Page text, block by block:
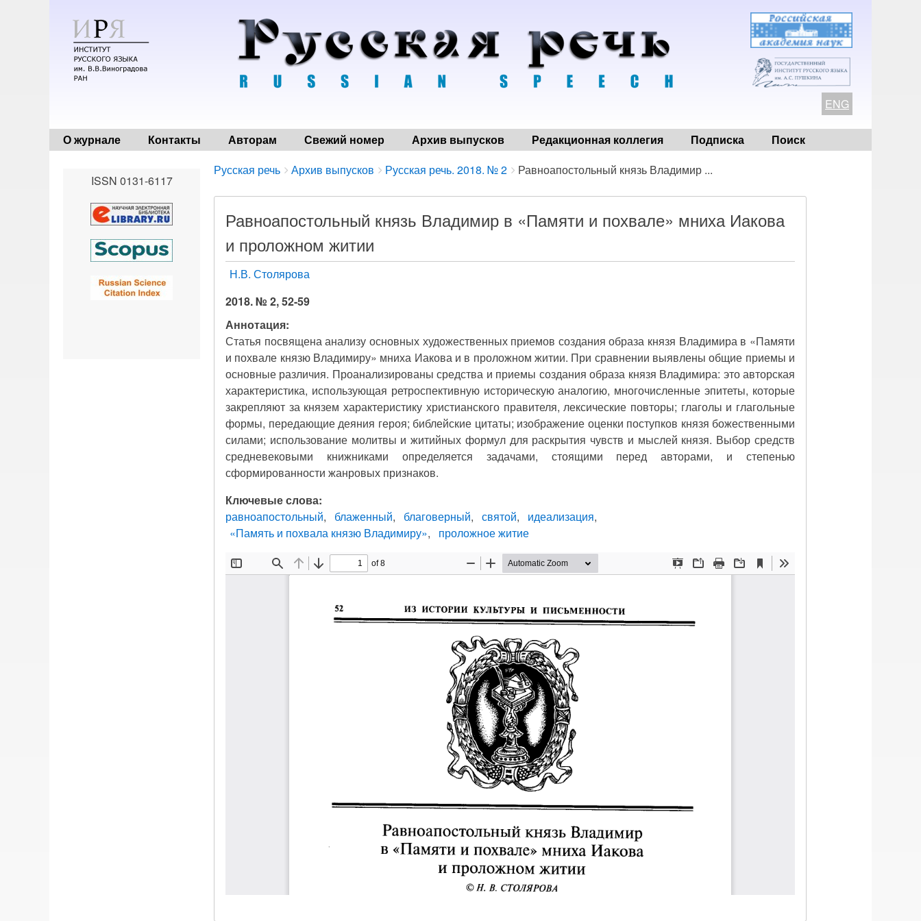
ENG
О журнале Контакты Авторам Свежий номер Архив выпусков Редакционная коллегия Подписка Поиск
Breadcrumbs
You
here:
Русская речь Архив выпусков Русская речь. 2018. № 2 Равноапостольный князь Владимир ...
Равноапостольный князь Владимир в «Памяти и похвале» мниха Иакова
и проложном житии
Н.В. Столярова
2018. № 2, 52-59
Аннотация:
Статья посвящена анализу основных художественных приемов создания образа князя Владимира в «Памяти
и похвале князю Владимиру» мниха Иакова и в проложном житии. При сравнении выявлены общие приемы и
основные различия. Проанализированы средства и приемы создания образа князя Владимира: это авторская
характеристика, использующая ретроспективную историческую аналогию, многочисленные эпитеты, которые
закрепляют за князем характеристику христианского правителя, лексические повторы; глаголы и глагольные
формы, передающие деяния героя; библейские цитаты; изображение оценки поступков князя божественными
силами; использование молитвы и житийных формул для раскрытия чувств и мыслей князя. Выбор средств
средневековыми книжниками определяется задачами, стоящими перед авторами, и степенью
сформированности жанровых признаков.
Ключевые слова:
равноапостольный
блаженный благоверный святой
идеализация
«Память и похвала князю Владимиру»
проложное житие
ISSN 0131-6117